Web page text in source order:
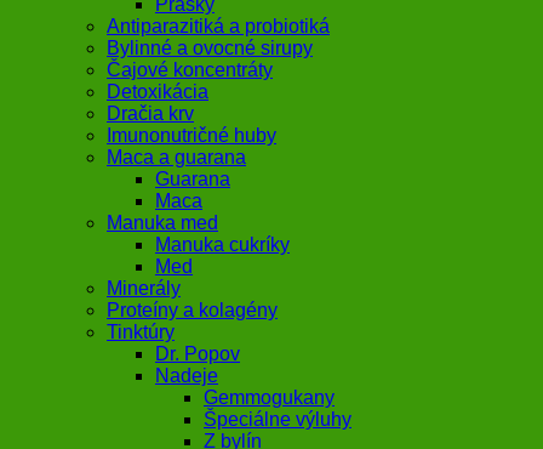
Prášky
Antiparazitiká a probiotiká
Bylinné a ovocné sirupy
Čajové koncentráty
Detoxikácia
Dračia krv
Imunonutričné huby
Maca a guarana
Guarana
Maca
Manuka med
Manuka cukríky
Med
Minerály
Proteíny a kolagény
Tinktúry
Dr. Popov
Nadeje
Gemmogukany
Špeciálne výluhy
Z bylín